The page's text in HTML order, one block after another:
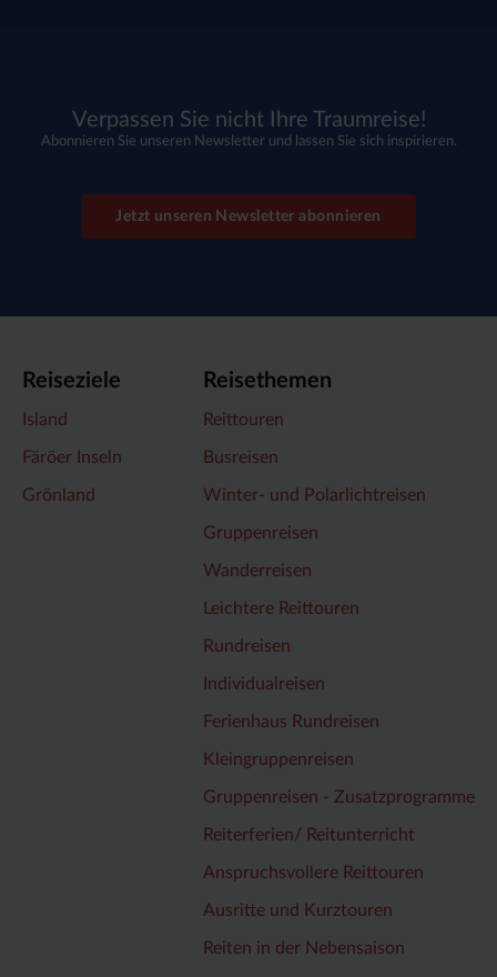
Verpassen Sie nicht Ihre Traumreise!
Abonnieren Sie unseren Newsletter und lassen Sie sich inspirieren.
Jetzt unseren Newsletter abonnieren
Reiseziele
Island
Färöer Inseln
Grönland
Reisethemen
Reittouren
Busreisen
Winter- und Polarlichtreisen
Gruppenreisen
Wanderreisen
Leichtere Reittouren
Rundreisen
Individualreisen
Ferienhaus Rundreisen
Kleingruppenreisen
Gruppenreisen - Zusatzprogramme
Reiterferien/ Reitunterricht
Anspruchsvollere Reittouren
Ausritte und Kurztouren
Reiten in der Nebensaison